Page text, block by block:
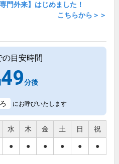
門外来】はじめました！
こちらから＞＞
の目安時間
49分後
にお呼びいたします
水 木 金 土 日 祝
● ● ● ● ● ●